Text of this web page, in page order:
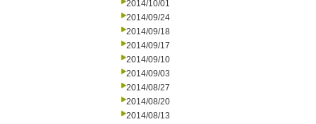
2014/10/01
2014/09/24
2014/09/18
2014/09/17
2014/09/10
2014/09/03
2014/08/27
2014/08/20
2014/08/13